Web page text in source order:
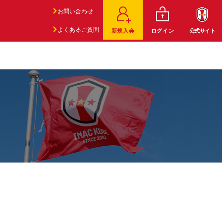
新規入会 ログイン 公式サイト
お問い合わせ
よくあるご質問